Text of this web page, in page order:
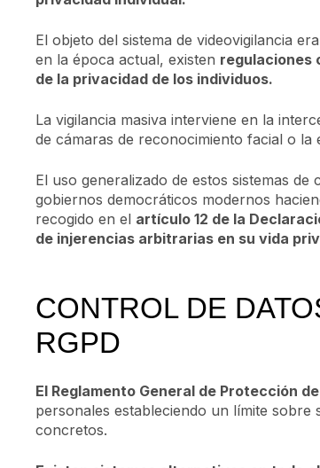
El objeto del sistema de videovigilancia
en la época actual, existen regulaciones
de la privacidad de los individuos.
La vigilancia masiva interviene en la
de cámaras de reconocimiento facial o
El uso generalizado de estos sistemas
gobiernos democráticos modernos
recogido en el artículo 12 de la
de injerencias arbitrarias en su vida
CONTROL DE
RGPD
El Reglamento General de Protección
personales estableciendo un límite
concretos.